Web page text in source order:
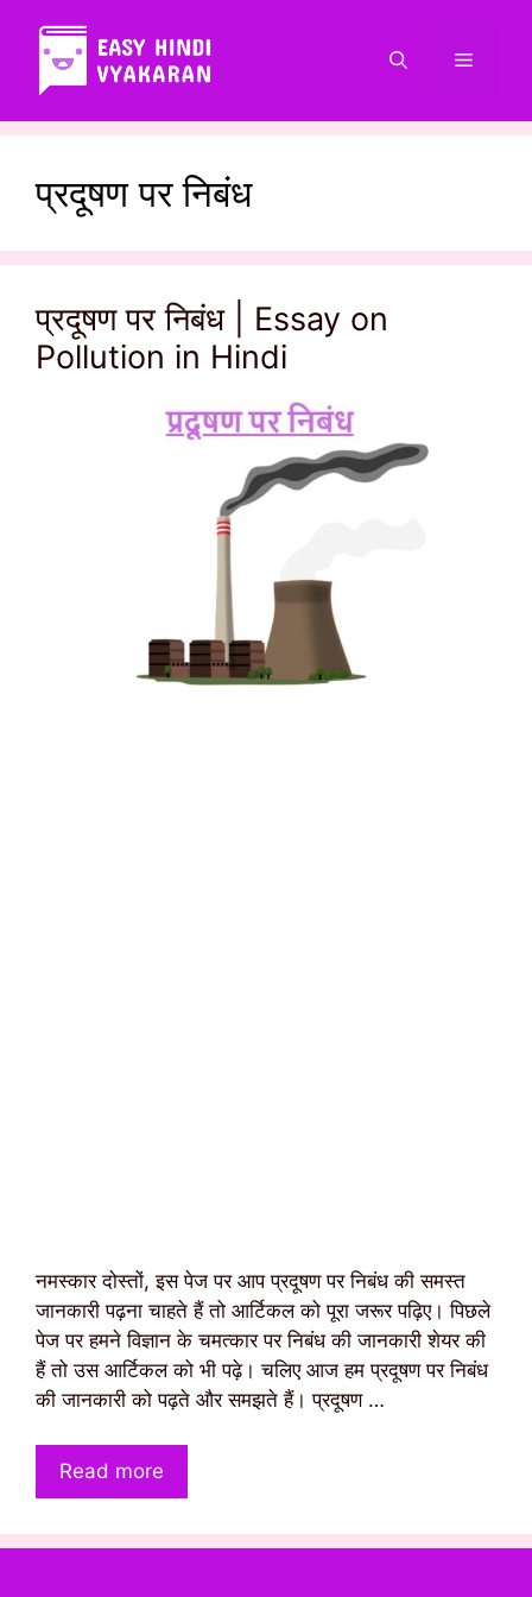
content
Menu
प्रदूषण पर निबंध
प्रदूषण पर निबंध | Essay on
Pollution in Hindi
नमस्कार दोस्तों, इस पेज पर आप प्रदूषण पर निबंध की समस्त
जानकारी पढ़ना चाहते हैं तो आर्टिकल को पूरा जरूर पढ़िए। पिछले
पेज पर हमने विज्ञान के चमत्कार पर निबंध की जानकारी शेयर की
हैं तो उस आर्टिकल को भी पढ़े। चलिए आज हम प्रदूषण पर निबंध
की जानकारी को पढ़ते और समझते हैं। प्रदूषण …
Read more